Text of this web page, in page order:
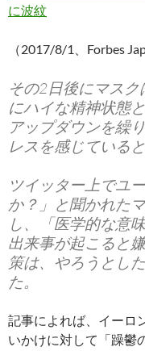
に波紋
（2017/8/1、Forbes
その2日後にマス
にハイな精神状態
アップダウンを繰
レスを感じていると
ツイッター上でユ
か？」と聞かれた
し、「医学的な意
出来事が起こると
策は、やろうとし
た。
記事によれば、イーロ
いかけに対して「躁鬱